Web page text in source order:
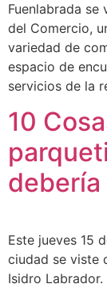
Fuenlabrada se
del Comercio,
variedad de
espacio de
servicios de la
10
Este jueves 15
ciudad se viste
Isidro